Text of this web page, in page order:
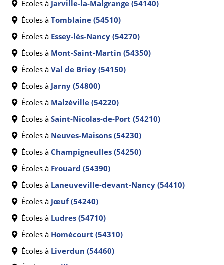
Écoles à Jarville-la-Malgrange (54140)
Écoles à Tomblaine (54510)
Écoles à Essey-lès-Nancy (54270)
Écoles à Mont-Saint-Martin (54350)
Écoles à Val de Briey (54150)
Écoles à Jarny (54800)
Écoles à Malzéville (54220)
Écoles à Saint-Nicolas-de-Port (54210)
Écoles à Neuves-Maisons (54230)
Écoles à Champigneulles (54250)
Écoles à Frouard (54390)
Écoles à Laneuveville-devant-Nancy (54410)
Écoles à Jœuf (54240)
Écoles à Ludres (54710)
Écoles à Homécourt (54310)
Écoles à Liverdun (54460)